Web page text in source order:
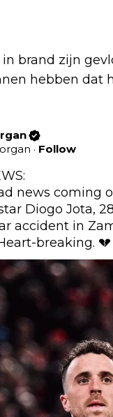
brand zijn
hebben dat
· Follow
news coming
Diogo Jota,
accident in
breaking. 💔